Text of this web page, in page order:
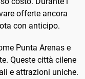
offerte ancora
con anticipo.
Punta Arenas e
Queste città cilene
e attrazioni uniche.